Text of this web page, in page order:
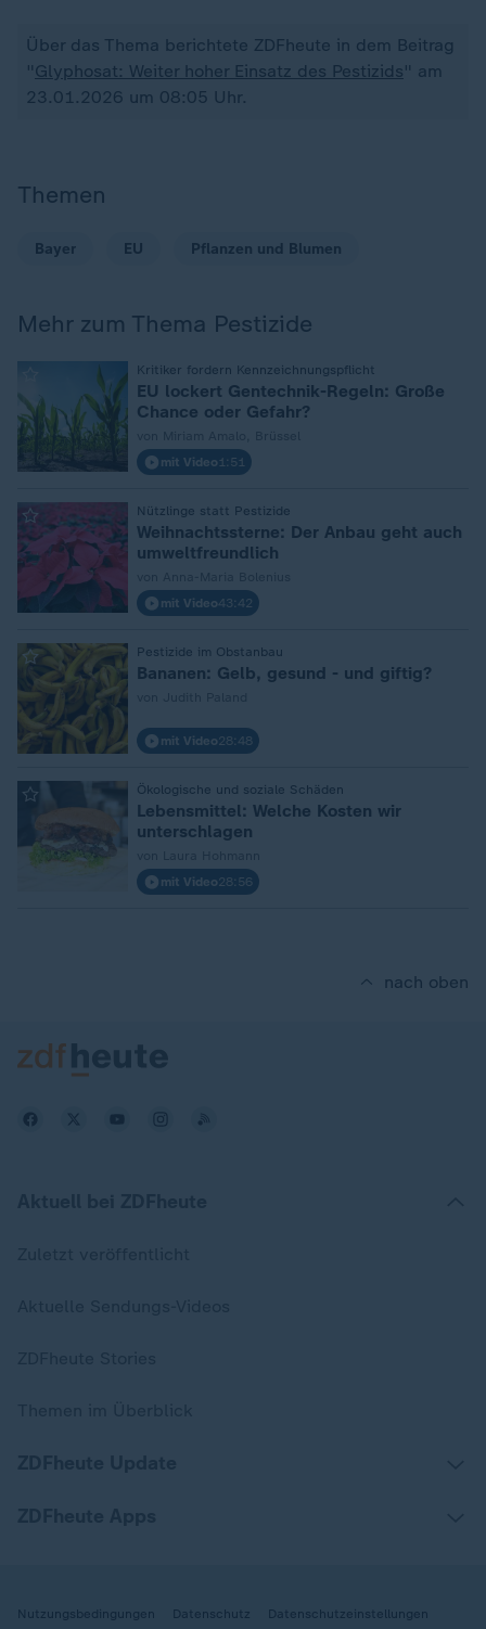
Über das Thema berichtete ZDFheute in dem Beitrag
"Glyphosat: Weiter hoher Einsatz des Pestizids" am
23.01.2026 um 08:05 Uhr.
Themen
Bayer EU Pflanzen und Blumen
Mehr zum Thema Pestizide
Kritiker fordern Kennzeichnungspflicht
EU lockert Gentechnik-Regeln: Große
Chance oder Gefahr?
mit Video 1:51
Nützlinge statt Pestizide
Weihnachtssterne: Der Anbau geht auch
umweltfreundlich
mit Video43:42
Pestizide im Obstanbau
Bananen: Gelb, gesund - und giftig?
mit Video28:48
Ökologische und soziale Schäden
Lebensmittel: Welche Kosten wir
unterschlagen
mit Video28:56
nach oben
Nutzungsbedingungen Datenschutz Datenschutzeinstellungen